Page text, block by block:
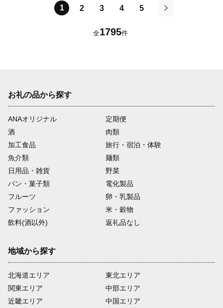
1 2 3 4
5
全1795件
お礼の品から探す
ANAオリジナル
定期便
酒
肉類
加工食品
旅行・宿泊・体験
魚介類
麺類
日用品・雑貨
野菜
パン・菓子類
電化製品
フルーツ
卵・乳製品
ファッション
米・穀物
飲料(酒以外)
返礼品なし
地域から探す
北海道エリア
関東エリア
近畿エリア
東北エリア
中部エリア
中国エリア